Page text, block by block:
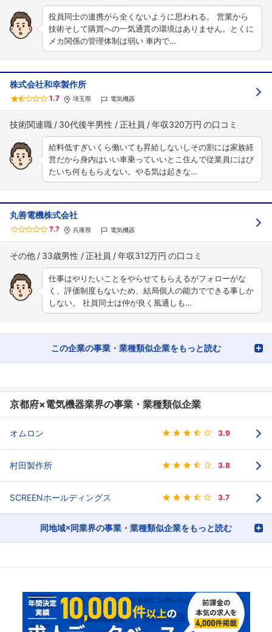
役員同士の連携がら全くないように思われる。 営業から
技術そして購買への一気通貫の環境はありません。とくに
メカ関係の管理体制は弱い 車内で…
株式会社和幸製作所
1.7 埼玉県 電気機器
技術関連職 30代後半男性 正社員 年収320万円
給料低すぎいくら働いても昇給しないしその割には家族経
営だから身内はいい車乗っていいとこ住んで従業員にはび
たいち何ももらえない。やる気は起きな…
丸善電機株式会社
?.? 兵庫県 電気機器
その他 33歳男性 正社員 年収312万円
仕事はやりたいことをやらせてもらえるがフォローがな
く、評価制度もないため、結局個人の能力でできる事しか
しない。 社員同士は仲が良く風通しも…
この企業の事業・業種類似企業をもっと読む
京都府×電気機器業界の事業・業種類似企業
オムロン 3.9
村田製作所 3.8
SCREENホールディングス 3.7
同地域×同業界の事業・業種類似企業をもっと読む